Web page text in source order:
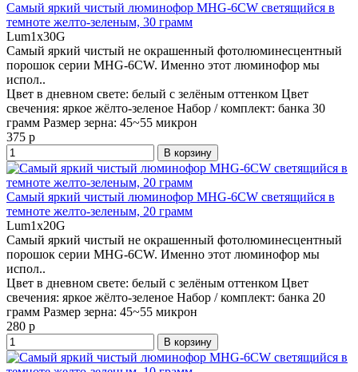
Самый яркий чистый люминофор MHG-6CW светящийся в
темноте желто-зеленым, 30 грамм
Lum1x30G
Самый яркий чистый не окрашенный фотолюминесцентный
порошок серии MHG-6CW. Именно этот люминофор мы
испол..
Цвет в дневном свете: белый с зелёным оттенком Цвет
свечения: яркое жёлто-зеленое Набор / комплект: банка 30
грамм Размер зерна: 45~55 микрон
375 р
В корзину
Самый яркий чистый люминофор MHG-6CW светящийся в
темноте желто-зеленым, 20 грамм
Lum1x20G
Самый яркий чистый не окрашенный фотолюминесцентный
порошок серии MHG-6CW. Именно этот люминофор мы
испол..
Цвет в дневном свете: белый с зелёным оттенком Цвет
свечения: яркое жёлто-зеленое Набор / комплект: банка 20
грамм Размер зерна: 45~55 микрон
280 р
В корзину